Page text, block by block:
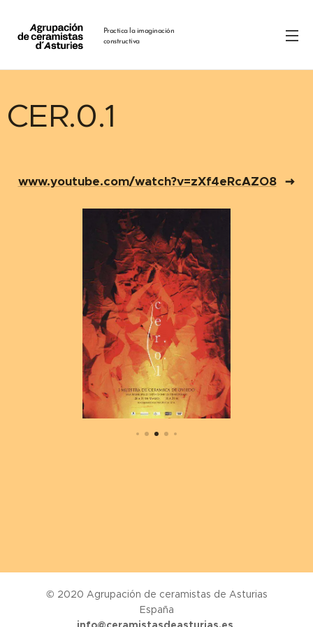
Practica la imaginación
constructiva
CER.0.1
www.youtube.com/watch?v=zXf4eRcAZO8
© 2020 Agrupación de ceramistas de Asturias
España